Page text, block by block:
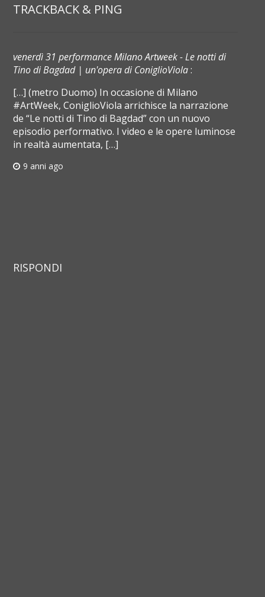
TRACKBACK & PING
venerdì 31 performance Milano Artweek - Le notti di
Tino di Bagdad | un'opera di ConiglioViola:
[…] (metro Duomo) In occasione di Milano
#ArtWeek, ConiglioViola arrichisce la narrazione
de “Le notti di Tino di Bagdad” con un nuovo
episodio performativo. I video e le opere luminose
in realtà aumentata, […]
9 anni ago
RISPONDI